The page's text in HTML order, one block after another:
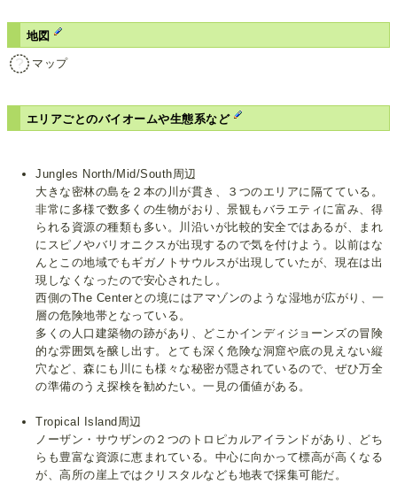
地図
マップ
エリアごとのバイオームや生態系など
Jungles North/Mid/South周辺
大きな密林の島を２本の川が貫き、３つのエリアに隔てている。
非常に多様で数多くの生物がおり、景観もバラエティに富み、得
られる資源の種類も多い。川沿いが比較的安全ではあるが、まれ
にスピノやバリオニクスが出現するので気を付けよう。以前はな
んとこの地域でもギガノトサウルスが出現していたが、現在は出
現しなくなったので安心されたし。
西側のThe Centerとの境にはアマゾンのような湿地が広がり、一
層の危険地帯となっている。
多くの人口建築物の跡があり、どこかインディジョーンズの冒険
的な雰囲気を醸し出す。とても深く危険な洞窟や底の見えない縦
穴など、森にも川にも様々な秘密が隠されているので、ぜひ万全
の準備のうえ探検を勧めたい。一見の価値がある。
Tropical Island周辺
ノーザン・サウザンの２つのトロピカルアイランドがあり、どち
らも豊富な資源に恵まれている。中心に向かって標高が高くなる
が、高所の崖上ではクリスタルなども地表で採集可能だ。